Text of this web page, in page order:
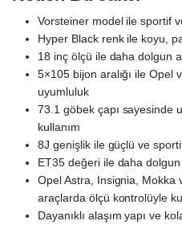
Vorsteiner model ile sportif
Hyper Black renk ile koyu,
18 inç ölçü ile daha dolgun
5×105 bijon aralığı ile Opel
uyumluluk
73.1 göbek çapı sayesinde
kullanım
8J genişlik ile güçlü ve
ET35 değeri ile daha
Opel Astra, Insignia, Mokka
araçlarda ölçü kontrolüyle
Dayanıklı alaşım yapı ve